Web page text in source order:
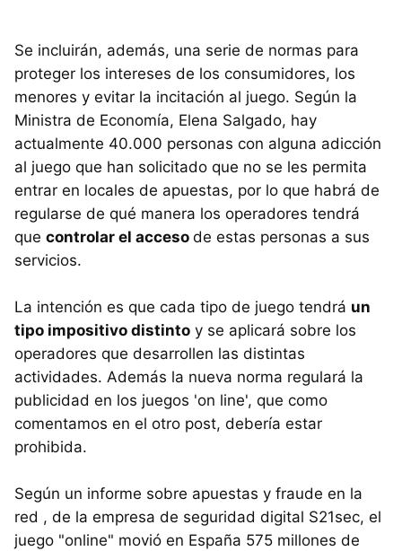
Se incluirán, además, una serie de normas para
proteger los intereses de los consumidores, los
menores y evitar la incitación al juego. Según la
Ministra de Economía, Elena Salgado, hay
actualmente 40.000 personas con alguna adicción
al juego que han solicitado que no se les permita
entrar en locales de apuestas, por lo que habrá de
regularse de qué manera los operadores tendrá
que controlar el acceso de estas personas a sus
servicios.
La intención es que cada tipo de juego tendrá un
tipo impositivo distinto y se aplicará sobre los
operadores que desarrollen las distintas
actividades. Además la nueva norma regulará la
publicidad en los juegos 'on line', que como
comentamos en el otro post, debería estar
prohibida.
Según un informe sobre apuestas y fraude en la
red , de la empresa de seguridad digital S21sec, el
juego "online" movió en España 575 millones de